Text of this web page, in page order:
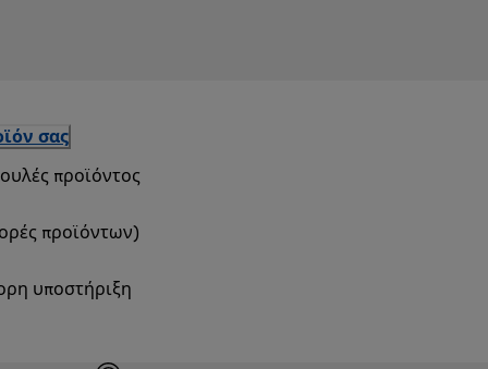
σας
προϊόντος
προϊόντων)
υποστήριξη